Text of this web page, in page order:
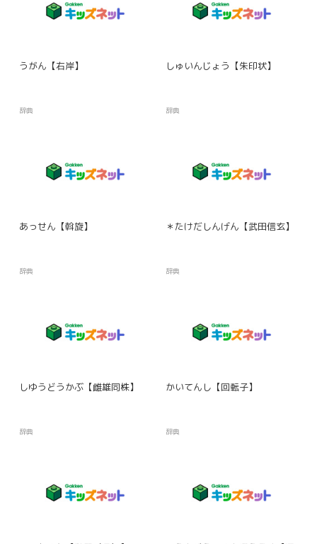
うがん【右岸】
辞典
しゅいんじょう【朱印状】
辞典
あっせん【斡旋】
辞典
＊たけだしんげん【武田信玄】
辞典
しゆうどうかぶ【雌雄同株】
辞典
かいてんし【回転子】
辞典